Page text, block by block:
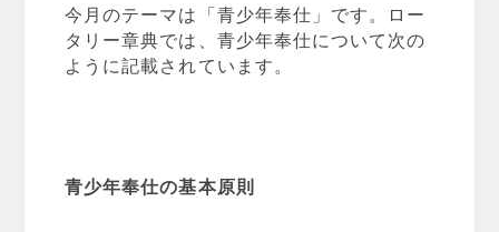
今月のテーマは「青少年奉仕」です。ロー
タリー章典では、青少年奉仕について次の
ように記載されています。
青少年奉仕の基本原則